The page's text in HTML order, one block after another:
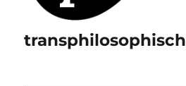
transphilosophisch